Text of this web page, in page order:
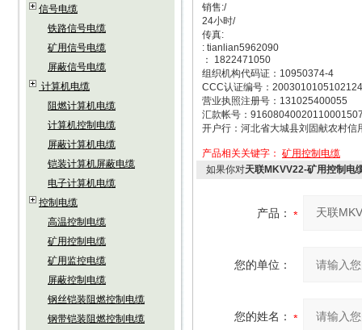
信号电缆
铁路信号电缆
矿用信号电缆
屏蔽信号电缆
计算机电缆
阻燃计算机电缆
计算机控制电缆
屏蔽计算机电缆
铠装计算机屏蔽电缆
电子计算机电缆
控制电缆
高温控制电缆
矿用控制电缆
矿用监控电缆
屏蔽控制电缆
钢丝铠装阻燃控制电缆
钢带铠装阻燃控制电缆
销售:/
24小时/
传真:
: tianlian5962090
： 1822471050
组织机构代码证：10950374-4
CCC认证编号：2003010105102124
营业执照注册号：131025400055
汇款帐号：
开户行：河北省大城县刘固献农村信
产品相关关键字： 矿用控制电缆
如果你对天联MKVV22-矿用控制电
产品：
您的单位：
您的姓名：